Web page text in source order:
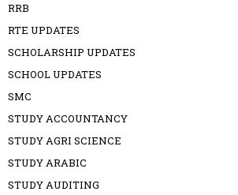
RRB
RTE UPDATES
SCHOLARSHIP UPDATES
SCHOOL UPDATES
SMC
STUDY ACCOUNTANCY
STUDY AGRI SCIENCE
STUDY ARABIC
STUDY AUDITING